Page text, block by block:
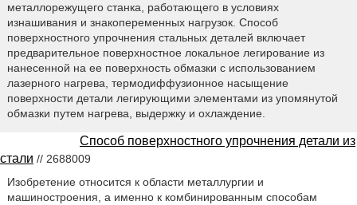
металлорежущего станка, работающего в условиях
изнашивания и знакопеременных нагрузок. Способ
поверхностного упрочнения стальных деталей включает
предварительное поверхностное локальное легирование из
нанесенной на ее поверхность обмазки с использованием
лазерного нагрева, термодиффузионное насыщение
поверхности детали легирующими элементами из упомянутой
обмазки путем нагрева, выдержку и охлаждение.
Способ поверхностного упрочнения детали из
стали // 2688009
Изобретение относится к области металлургии и
машиностроения, а именно к комбинированным способам